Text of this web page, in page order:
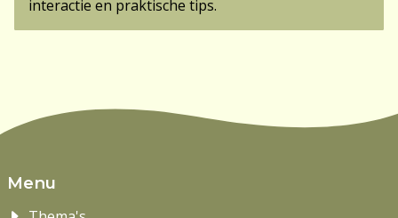
interactie en praktische tips.
Menu